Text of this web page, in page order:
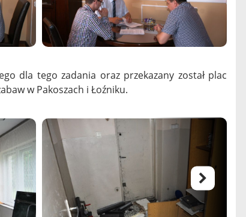
dla tego zadania oraz przekazany został plac
w Pakoszach i Łoźniku.